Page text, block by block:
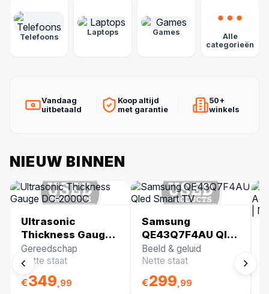
Telefoons
Laptops Games
Alle
categorieën
Vandaag
uitbetaald
Koop altijd
met garantie
50+
winkels
NIEUW BINNEN
Ultrasonic
Thickness Gauge
DC-2000C
Gereedschap
Nette staat
€349 ,99
Samsung
QE43Q7F4AU Qled
Smart TV
Beeld & geluid
Nette staat
€299 ,99